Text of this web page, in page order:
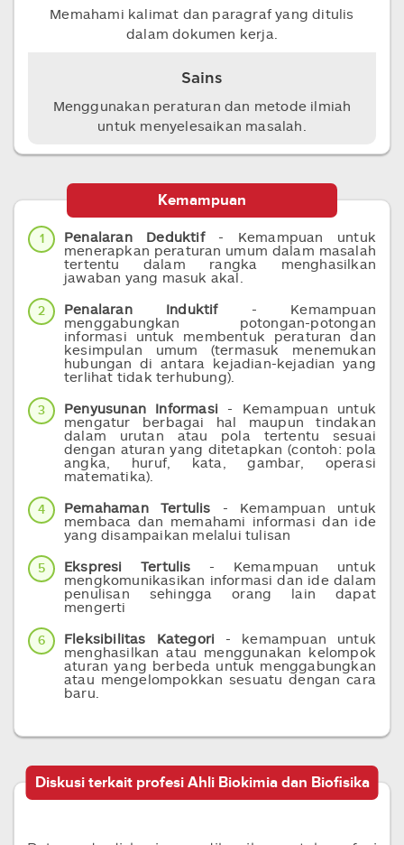
Memahami kalimat dan paragraf yang ditulis
dalam dokumen kerja.
Sains
Menggunakan peraturan dan metode ilmiah
untuk menyelesaikan masalah.
Kemampuan
1 Penalaran Deduktif- Kemampuan untuk
menerapkan peraturan umum dalam masalah
tertentu dalam rangka menghasilkan
jawaban yang masuk akal.
2 Penalaran Induktif- Kemampuan
menggabungkan potongan-potongan
informasi untuk membentuk peraturan dan
kesimpulan umum (termasuk menemukan
hubungan di antara kejadian-kejadian yang
terlihat tidak terhubung).
3 Penyusunan Informasi - Kemampuan untuk
mengatur berbagai hal maupun tindakan
dalam urutan atau pola tertentu sesuai
dengan aturan yang ditetapkan (contoh: pola
angka, huruf, kata, gambar, operasi
matematika).
4 Pemahaman Tertulis - Kemampuan untuk
membaca dan memahami informasi dan ide
yang disampaikan melalui tulisan
5 Ekspresi Tertulis - Kemampuan untuk
mengkomunikasikan informasi dan ide dalam
penulisan sehingga orang lain dapat
mengerti
6 Fleksibilitas Kategori - kemampuan untuk
menghasilkan atau menggunakan kelompok
aturan yang berbeda untuk menggabungkan
atau mengelompokkan sesuatu dengan cara
baru.
Diskusi terkait profesi Ahli Biokimia dan Biofisika